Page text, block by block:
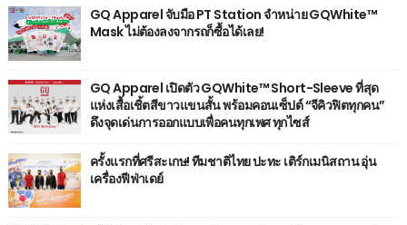
GQ Apparel จับมือ PT Station จำหน่าย GQWhite™
Mask ไม่ต้องลงจากรถก็ซื้อได้เลย!
GQ Apparel เปิดตัว GQWhite™ Short-Sleeve ที่สุด
แห่งเสื้อเชิ้ตสีขาวแขนสั้น พร้อมคอนเซ็ปต์ “จีคิวฟิตทุกคน”
ดึงจุดเด่นการออกแบบเพื่อคนทุกเพศ ทุกไซส์
ครั้งแรกที่ศรีสะเกษ! ทีมชาติไทย ปะทะ เติร์กเมนิสถาน อุ่น
เครื่องฟีฟ่าเดย์